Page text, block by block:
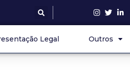
Legal Outros